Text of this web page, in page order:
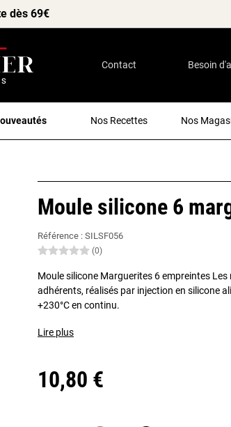
dès 69€
Contact Besoin
Nos Recettes Nos
Moule silicone 6
Référence : SILSF056
(0)
Moule silicone Marguerites 6 empreintes
adhérents, réalisés par injection en silicone
+230°C en continu.
Lire plus
10,80 €